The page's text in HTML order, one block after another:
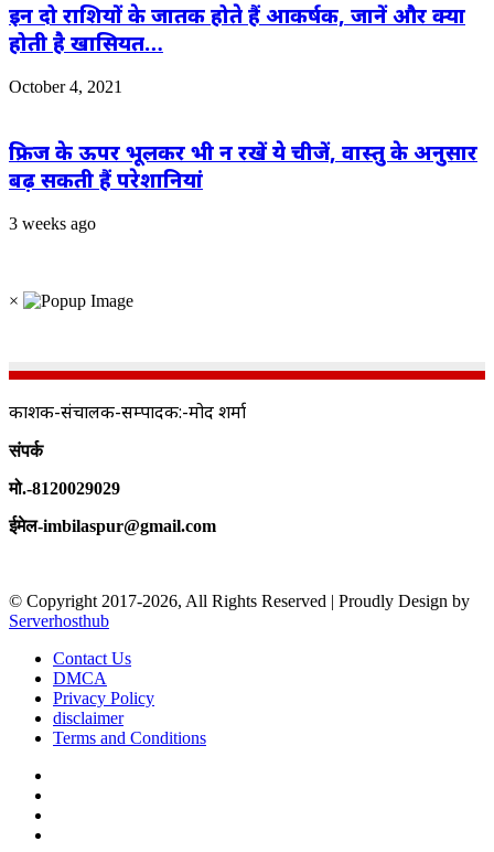
इन दो राशियों के जातक होते हैं आकर्षक, जानें और क्या
होती है खासियत…
October 4, 2021
फ्रिज के ऊपर भूलकर भी न रखें ये चीजें, वास्तु के अनुसार
बढ़ सकती हैं परेशानियां
3 weeks ago
×
प्रकाशक-संचालक-सम्पादक:-प्रमोद शर्मा
संपर्क
मो.-8120029029
ईमेल-imbilaspur@gmail.com
© Copyright 2017-2026, All Rights Reserved | Proudly Design by
Serverhosthub
Contact Us
DMCA
Privacy Policy
disclaimer
Terms and Conditions